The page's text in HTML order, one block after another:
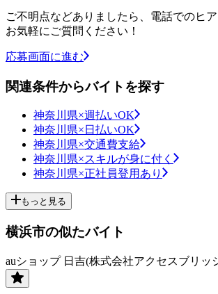
ご不明点などありましたら、電話でのヒア
お気軽にご質問ください！
応募画面に進む
関連条件からバイトを探す
神奈川県×週払いOK
神奈川県×日払いOK
神奈川県×交通費支給
神奈川県×スキルが身に付く
神奈川県×正社員登用あり
もっと見る
横浜市の似たバイト
auショップ 日吉(株式会社アクセスブリッ